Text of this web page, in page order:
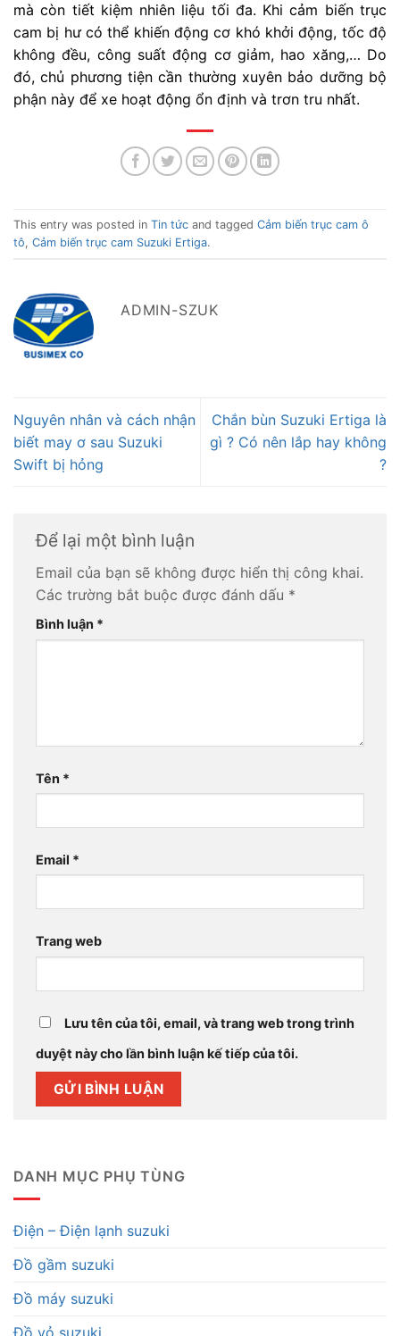
mà còn tiết kiệm nhiên liệu tối đa. Khi cảm biến trục
cam bị hư có thể khiến động cơ khó khởi động, tốc độ
không đều, công suất động cơ giảm, hao xăng,… Do
đó, chủ phương tiện cần thường xuyên bảo dưỡng bộ
phận này để xe hoạt động ổn định và trơn tru nhất.
This entry was posted in Tin tức and tagged Cảm biến trục cam ô
tô, Cảm biến trục cam Suzuki Ertiga.
ADMIN-SZUK
Nguyên nhân và cách nhận
biết may ơ sau Suzuki
Swift bị hỏng
Chắn bùn Suzuki Ertiga là
gì ? Có nên lắp hay không
?
Để lại một bình luận
Email của bạn sẽ không được hiển thị công khai.
Các trường bắt buộc được đánh dấu *
Bình luận *
Tên *
Email *
Trang web
Lưu tên của tôi, email, và trang web trong trình
duyệt này cho lần bình luận kế tiếp của tôi.
DANH MỤC PHỤ TÙNG
Điện – Điện lạnh suzuki
Đồ gầm suzuki
Đồ máy suzuki
Đồ vỏ suzuki